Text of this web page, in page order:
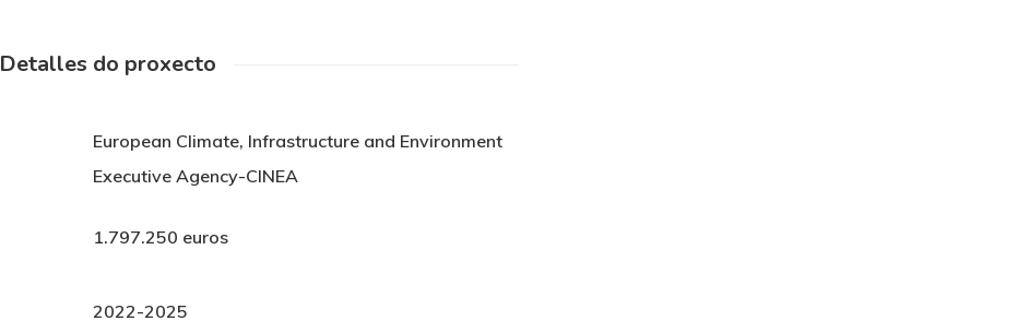
Detalles do proxecto
European Climate, Infrastructure and Environment
Executive Agency-CINEA
1.797.250 euros
2022-2025